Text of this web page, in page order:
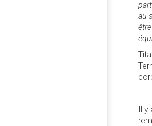
au
Il y